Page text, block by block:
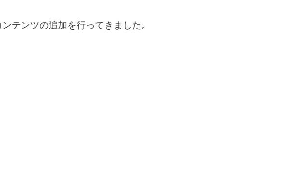
テンツの追加を行ってきました。